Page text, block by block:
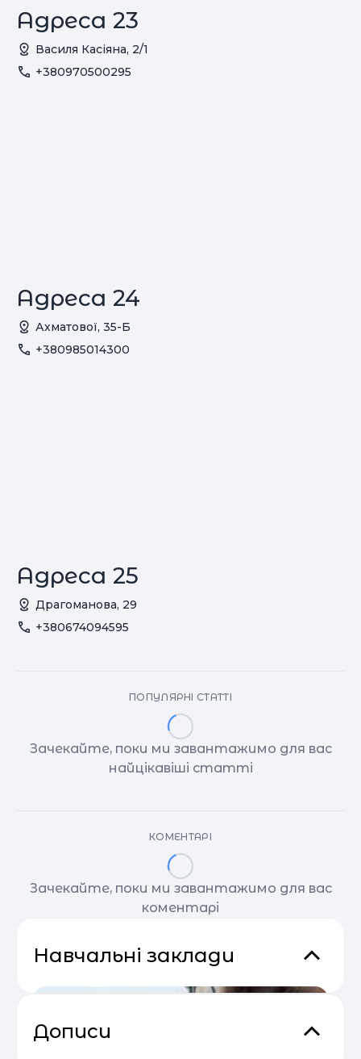
Адреса 23
Василя Касіяна, 2/1
+380970500295
Адреса 24
Ахматової, 35-Б
+380985014300
Адреса 25
Драгоманова, 29
+380674094595
ПОПУЛЯРНІ СТАТТІ
Зачекайте, поки ми завантажимо для вас
найцікавіші статті
КОМЕНТАРІ
Зачекайте, поки ми завантажимо для вас
коментарі
Навчальні заклади
Дописи